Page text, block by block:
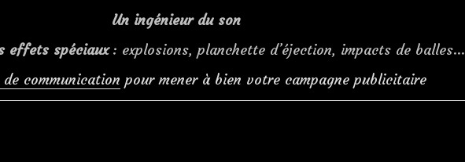
Un ingénieur du son
effets spéciaux: explosions, planchette d’éjection, impacts de balles…
de communication pour mener à bien votre campagne publicitaire